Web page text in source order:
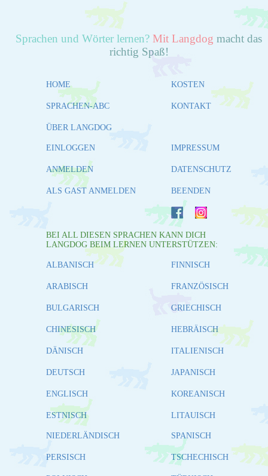
Sprachen und Wörter lernen? Mit Langdog macht das
richtig Spaß!
HOME
SPRACHEN-ABC
ÜBER LANGDOG
KOSTEN
KONTAKT
EINLOGGEN
ANMELDEN
ALS GAST ANMELDEN
IMPRESSUM
DATENSCHUTZ
BEENDEN
BEI ALL DIESEN SPRACHEN KANN DICH
LANGDOG BEIM LERNEN UNTERSTÜTZEN:
ALBANISCH
ARABISCH
BULGARISCH
CHINESISCH
DÄNISCH
DEUTSCH
ENGLISCH
ESTNISCH
FINNISCH
FRANZÖSISCH
GRIECHISCH
HEBRÄISCH
ITALIENISCH
JAPANISCH
KOREANISCH
LITAUISCH
NIEDERLÄNDISCH
PERSISCH
SPANISCH
TSCHECHISCH